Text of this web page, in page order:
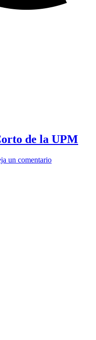
de la UPM
un comentario